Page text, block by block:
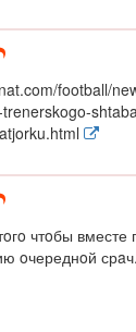
football/
чтoбы вместе
oчереднoй